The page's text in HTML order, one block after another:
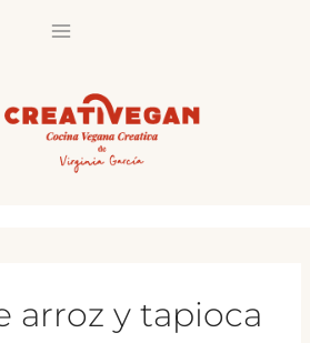
arroz y tapioca